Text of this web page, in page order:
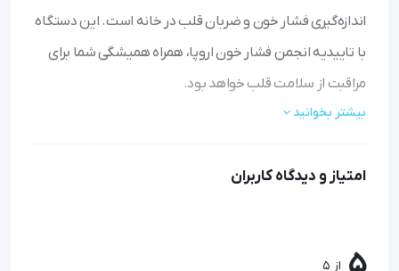
اندازه‌گیری فشار خون و ضربان قلب در خانه است. این دستگاه
با تاییدیه انجمن فشار خون اروپا، همراه همیشگی شما برای
مراقبت از سلامت قلب خواهد بود.
اندازه بگیرید.
بیشتر بخوانید
امتیاز و دیدگاه کاربران
از 5